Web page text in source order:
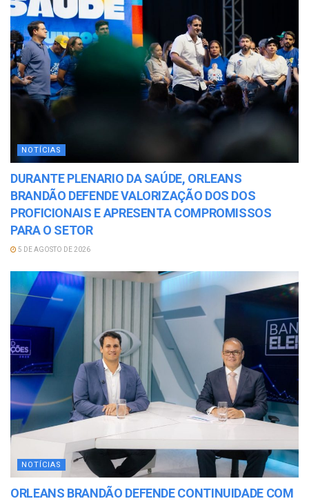
NOTÍCIAS
DURANTE PLENARIO DA SAÚDE, ORLEANS
BRANDÃO DEFENDE VALORIZAÇÃO DOS DOS
PROFICIONAIS E APRESENTA COMPROMISSOS
PARA O SETOR
5 DE AGOSTO DE 2026
NOTÍCIAS
ORLEANS BRANDÃO DEFENDE CONTINUIDADE COM